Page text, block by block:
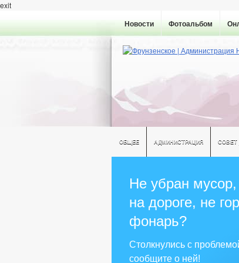
exit
Новости Фотоальбом
ОБЩЕЕ АДМИНИСТРАЦИЯ СОВЕТ
Не убран
на дороге, не
фонарь?
Столкнулись с
сообщите о ней!